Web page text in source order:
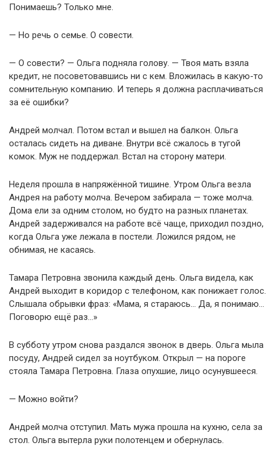
Понимаешь? Только мне.
— Но речь о семье. О совести.
— О совести? — Ольга подняла голову. — Твоя мать взяла
кредит, не посоветовавшись ни с кем. Вложилась в какую-то
сомнительную компанию. И теперь я должна расплачиваться
за её ошибки?
Андрей молчал. Потом встал и вышел на балкон. Ольга
осталась сидеть на диване. Внутри всё сжалось в тугой
комок. Муж не поддержал. Встал на сторону матери.
Неделя прошла в напряжённой тишине. Утром Ольга везла
Андрея на работу молча. Вечером забирала — тоже молча.
Дома ели за одним столом, но будто на разных планетах.
Андрей задерживался на работе всё чаще, приходил поздно,
когда Ольга уже лежала в постели. Ложился рядом, не
обнимая, не касаясь.
Тамара Петровна звонила каждый день. Ольга видела, как
Андрей выходит в коридор с телефоном, как понижает голос.
Слышала обрывки фраз: «Мама, я стараюсь… Да, я понимаю…
Поговорю ещё раз…»
В субботу утром снова раздался звонок в дверь. Ольга мыла
посуду, Андрей сидел за ноутбуком. Открыл — на пороге
стояла Тамара Петровна. Глаза опухшие, лицо осунувшееся.
— Можно войти?
Андрей молча отступил. Мать мужа прошла на кухню, села за
стол. Ольга вытерла руки полотенцем и обернулась.